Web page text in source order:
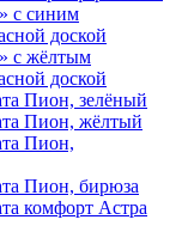
с синим
доской
с жёлтым
доской
Пион, зелёный
Пион, жёлтый
Пион,
Пион, бирюза
комфорт Астра